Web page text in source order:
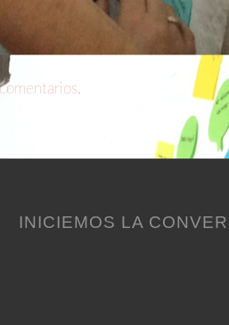
INICIEMOS LA